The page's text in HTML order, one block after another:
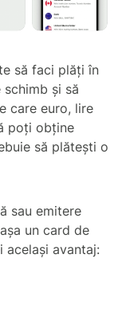
să faci plăți în
și să
care euro, lire
poți obține
să plătești o
sau emitere
un card de
avantaj: